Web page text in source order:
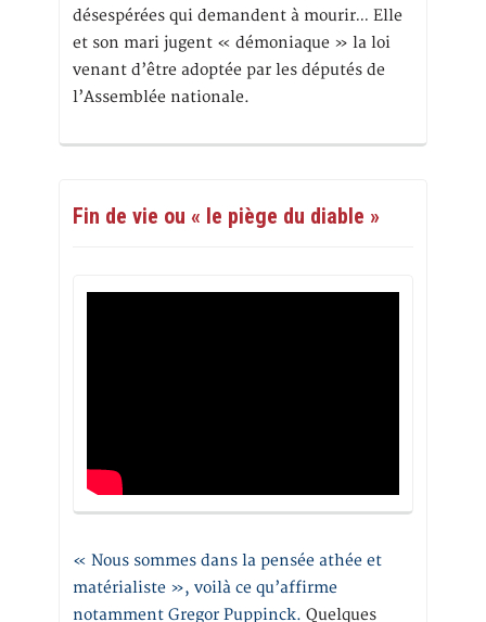
désespérées qui demandent à mourir… Elle
et son mari jugent « démoniaque » la loi
venant d’être adoptée par les députés de
l’Assemblée nationale.
Fin de vie ou « le piège du diable »
« Nous sommes dans la pensée athée et
matérialiste », voilà ce qu’affirme
notamment Gregor Puppinck. Quelques